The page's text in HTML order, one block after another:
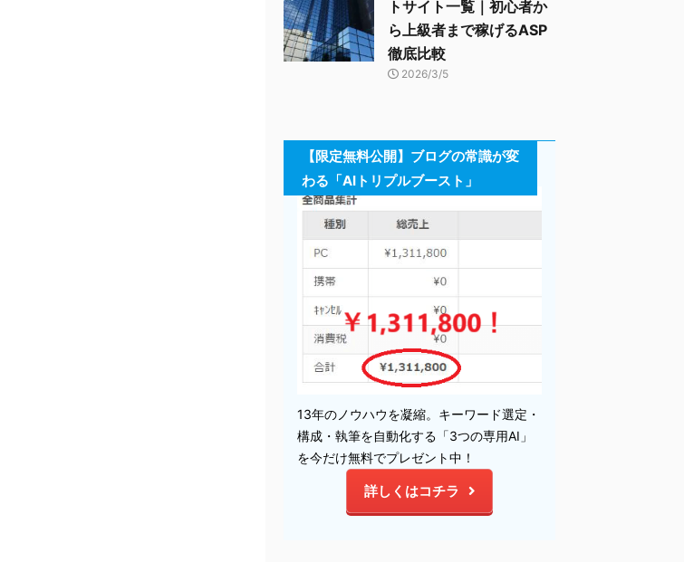
トサイト一覧｜初心者か
ら上級者まで稼げるASP
徹底比較
2026/3/5
【限定無料公開】ブログの常識が変
わる「AIトリプルブースト」
13年のノウハウを凝縮。キーワード選定・
構成・執筆を自動化する「3つの専用AI」
を今だけ無料でプレゼント中！
詳しくはコチラ